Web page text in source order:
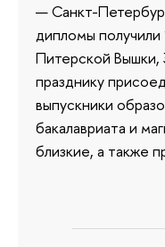
— Санкт-
дипломы получили
Питерской Вышки,
празднику
выпускники
бакалавриата и
близкие, а также